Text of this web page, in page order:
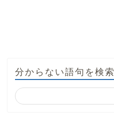
分からない語句を検索